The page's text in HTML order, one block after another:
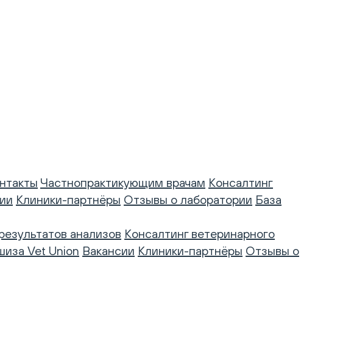
Частнопрактикующим врачам Консалтинг
Клиники-партнёры Отзывы о лаборатории База
анализов Консалтинг ветеринарного
Vet Union Вакансии Клиники-партнёры Отзывы о